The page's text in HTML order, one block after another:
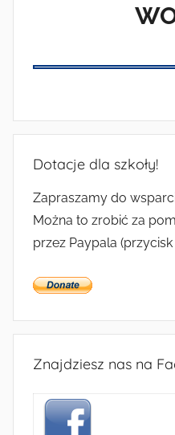
Dotacje dla szkoły!
Zapraszamy do
Można to zrobić za
przez Paypala
Znajdziesz nas na